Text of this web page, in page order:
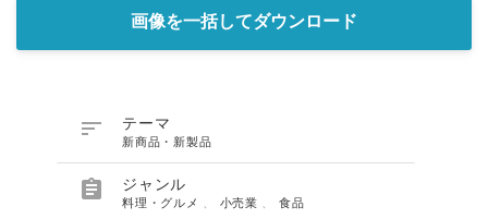
画像を一括してダウンロード
 テーマ
新商品・新製品
 ジャンル
料理・グルメ 小売業 食品